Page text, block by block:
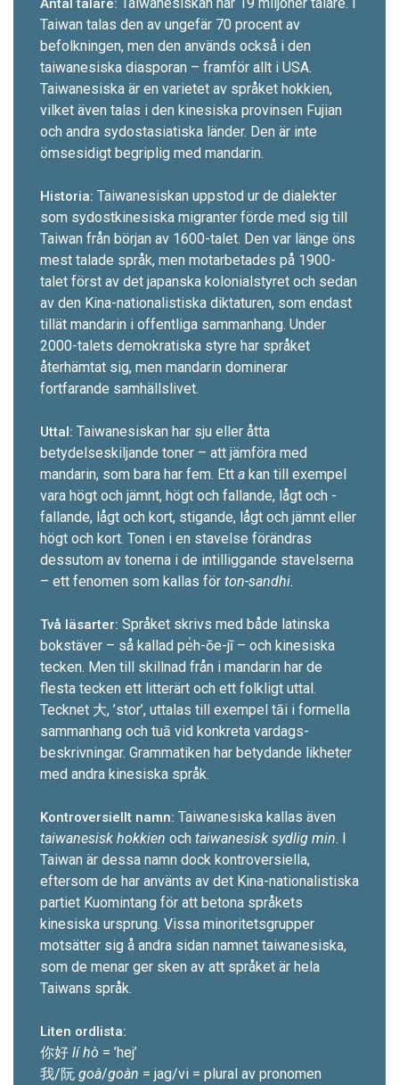
Antal talare:
Taiwan talas den av ungefär 70 procent av
befolkningen, men den används också i den
taiwanesiska diasporan – framför allt i USA.
Taiwanesiska är en varietet av språket hokkien,
vilket även talas i den kinesiska provinsen Fujian
och andra sydostasiatiska länder. Den är inte
ömsesidigt begriplig med mandarin.
Historia: Taiwanesiskan uppstod ur de dialekter
som sydost­kinesiska migranter förde med sig till
Taiwan från början av 1600-t­alet. Den var länge öns
mest talade språk, men motarbetades på 1900-
talet först av det japanska kolonialstyret och sedan
av den Kina-nationalistiska diktaturen, som endast
tillät mandarin i offentliga sammanhang. Under
2000-talets demokratiska styre har språket
återhämtat sig, men mandarin dominerar
fortfarande samhällslivet.
Uttal: Taiwanesiskan har sju eller åtta
betydelseskiljande toner – att jämföra med
mandarin, som bara har fem. Ett a kan till exempel
vara högt och jämnt, högt och fallande, lågt och ­
fallande, lågt och kort, stigande, lågt och jämnt ­eller
högt och kort. Tonen i en stavelse förändras
dessutom av tonerna i de intilliggande stavelserna
– ett fenomen som kallas för ton-sandhi.
Två läsarter: Språket skrivs med både latinska
bokstäver – så ­kallad pe̍h-ōe-jī – och kinesiska
tecken. Men till skillnad från i mandarin har de
flesta tecken ett litterärt och ett folkligt uttal.
Tecknet 大, ’stor’, uttalas till exempel tāi i formella
sammanhang och tuā vid konkreta vardags­
beskrivningar. Grammatiken har betydande likheter
med andra kinesiska språk.
Kontroversiellt namn: Taiwanesiska kallas även
taiwanesisk hokkien och taiwanesisk sydlig min. I
Taiwan är dessa namn dock kontrover­siella,
eftersom de har använts av det Kina-nationalistiska
partiet Kuomintang för att betona språkets
kinesiska ursprung. Vissa minoritets­grupper
motsätter sig å andra sidan namnet taiwanesiska,
som de menar ger sken av att språket är hela
Taiwans språk.
Liten ordlista:
你好 lí hò = ’hej’
我/阮 goà/goàn = jag/vi = ­plural av pronomen